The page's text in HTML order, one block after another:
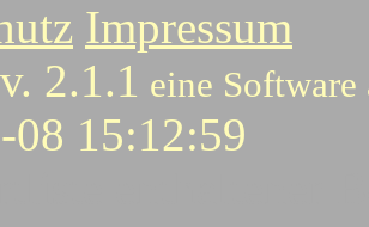
Impressum
2.1.1 eine Software
08 15:12:59